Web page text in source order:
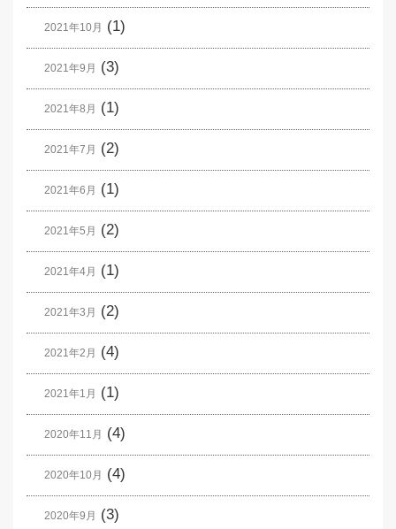
2021年10月 (1)
2021年9月 (3)
2021年8月 (1)
2021年7月 (2)
2021年6月 (1)
2021年5月 (2)
2021年4月 (1)
2021年3月 (2)
2021年2月 (4)
2021年1月 (1)
2020年11月 (4)
2020年10月 (4)
2020年9月 (3)